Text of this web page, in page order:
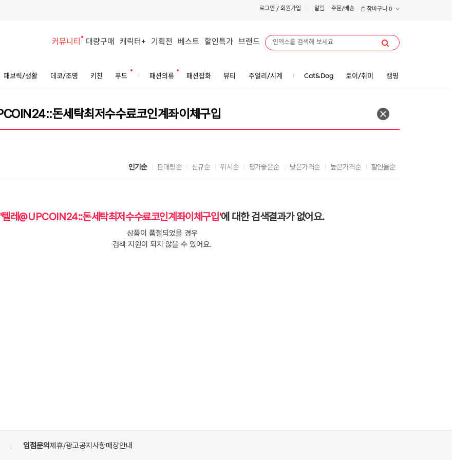
로그인 / 회원가입 알림 주문/배송 장바구니 0
커뮤니티 대량구매 캐릭터+ 기획전 베스트 할인특가 브랜드
패브릭/생활 데코/조명 키친 푸드 패션의류 패션잡화 뷰티 주얼리/시계 Cat&Dog 토이/취미 캠핑
인기순 판매량순 신규순 위시순 평가좋은순 낮은가격순 높은가격순 할인율순
'텔레@UPCOIN24::돈세탁최저수수료코인계좌이체구입'에 대한 검색결과가 없어요.
상품이 품절되었을 경우
검색 지원이 되지 않을 수 있어요.
입점문의제휴/광고공지사항매장안내